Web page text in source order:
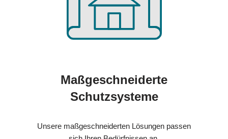
Maßgeschneiderte
Schutzsysteme
Unsere maßgeschneiderten Lösungen passen